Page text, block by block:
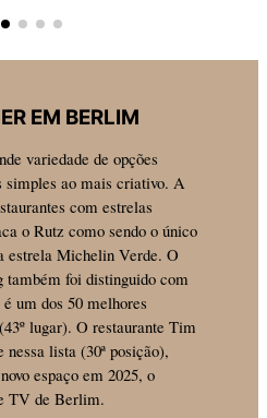
EM BERLIM
variedade de opções
simples ao mais criativo. A
com estrelas
o Rutz como sendo o único
estrela Michelin Verde. O
foi distinguido com
um dos 50 melhores
lugar). O restaurante Tim
lista (30ª posição),
espaço em 2025, o
TV de Berlim.